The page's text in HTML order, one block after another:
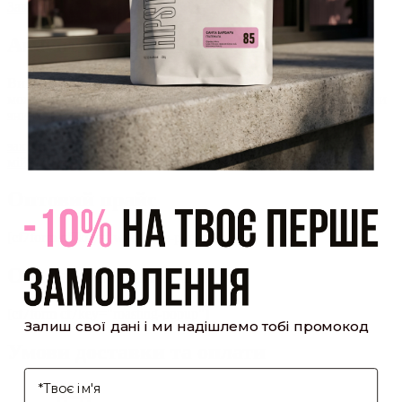
Закрити
Акаунт створено
Ви зареєструвалися на сайтіHipster.coffeeroasters і вже
можете користуватися особистим кабінетом, щоб отримувати
знижки та відстежувати історію замовлень!
[cf7form cf7key="wholesale-popup"]
Обсмажування кави
Залиш свої дані і ми надішлемо тобі промокод
І'мя